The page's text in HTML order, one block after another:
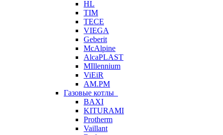
HL
TIM
TECE
VIEGA
Geberit
McAlpine
AlcaPLAST
MIllennium
ViEiR
AM.PM
Газовые котлы
BAXI
KITURAMI
Protherm
Vaillant